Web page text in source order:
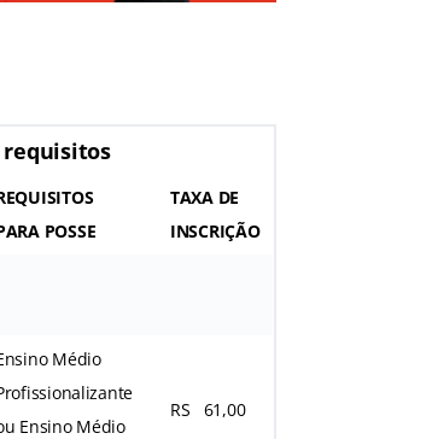
requisitos
POSSE
TAXA DE
INSCRIÇÃO
Médio
Ensino Médio
RS 61,00